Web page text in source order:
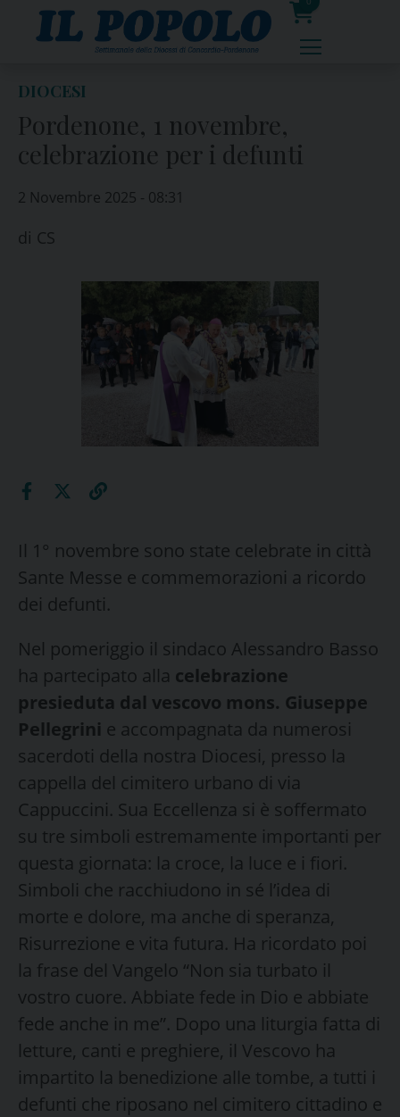
0
prodotti
DIOCESI
Pordenone, 1 novembre,
celebrazione per i defunti
2 Novembre 2025 - 08:31
di CS
Il 1° novembre sono state celebrate in città
Sante Messe e commemorazioni a ricordo
dei defunti.
Nel pomeriggio il sindaco Alessandro Basso
ha partecipato alla celebrazione
presieduta dal vescovo mons. Giuseppe
Pellegrini e accompagnata da numerosi
sacerdoti della nostra Diocesi, presso la
cappella del cimitero urbano di via
Cappuccini. Sua Eccellenza si è soffermato
su tre simboli estremamente importanti per
questa giornata: la croce, la luce e i fiori.
Simboli che racchiudono in sé l’idea di
morte e dolore, ma anche di speranza,
Risurrezione e vita futura. Ha ricordato poi
la frase del Vangelo “Non sia turbato il
vostro cuore. Abbiate fede in Dio e abbiate
fede anche in me”. Dopo una liturgia fatta di
letture, canti e preghiere, il Vescovo ha
impartito la benedizione alle tombe, a tutti i
defunti che riposano nel cimitero cittadino e